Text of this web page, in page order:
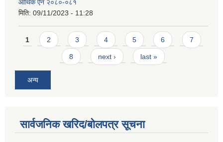
आर्थिक ऐन २०८०-०८१
मिति: 09/11/2023 - 11:28
Pages
1 2 3 4 5 6 7
8 next › last »
अन्य
सार्वजनिक खरिद/बोलपत्र सूचना